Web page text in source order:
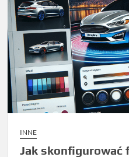
INNE
Jak skonfigurować